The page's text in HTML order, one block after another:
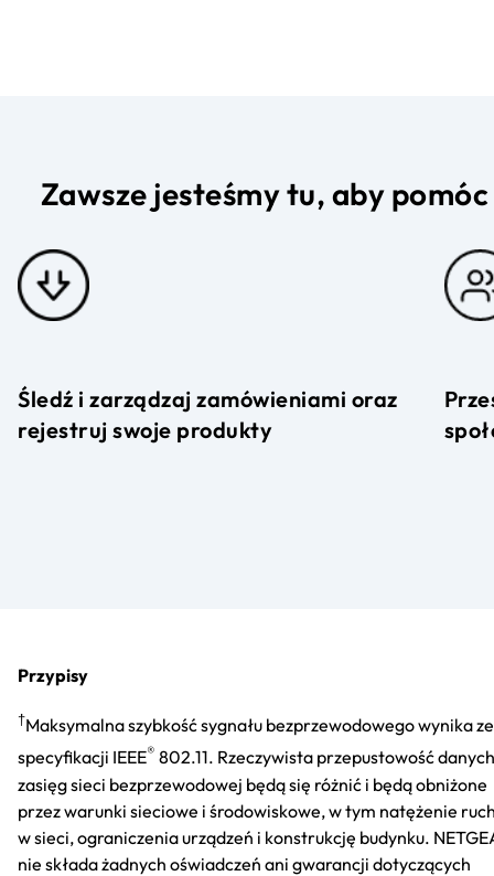
Zawsze jesteśmy tu, aby pomóc
Śledź i zarządzaj zamówieniami oraz
rejestruj swoje produkty
Przypisy
†Maksymalna szybkość sygnału bezprzewodowego wynika ze
specyfikacji IEEE® 802.11. Rzeczywista przepustowość
zasięg sieci bezprzewodowej będą się różnić i będą obniżone
przez warunki sieciowe i środowiskowe, w tym natężenie
w sieci, ograniczenia urządzeń i konstrukcję budynku.
nie składa żadnych oświadczeń ani gwarancji dotyczących